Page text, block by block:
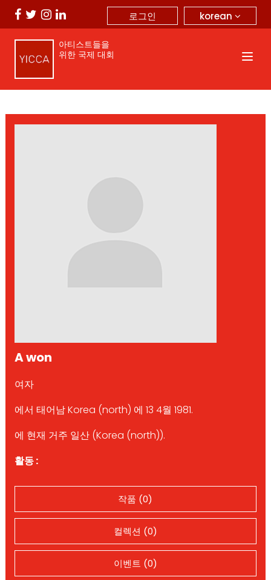
korean
로그인
아티스트들을
위한 국제 대회
A won
여자
에서 태어남 Korea (north) 에 13 4월 1981.
에 현재 거주 일산 (Korea (north)).
활동 :
작품 (0)
컬렉션 (0)
이벤트 (0)